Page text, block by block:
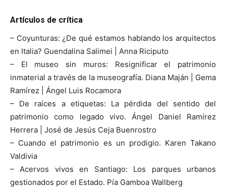
Artículos de crítica
– Coyunturas: ¿De qué estamos hablando los arquitectos
en Italia? Guendalina Salimei | Anna Riciputo
– El museo sin muros: Resignificar el patrimonio
inmaterial a través de la museografía. Diana Maján | Gema
Ramírez | Ángel Luis Rocamora
– De raíces a etiquetas: La pérdida del sentido del
patrimonio como legado vivo. Ángel Daniel Ramírez
Herrera | José de Jesús Ceja Buenrostro
– Cuando el patrimonio es un prodigio. Karen Takano
Valdivia
– Acervos vivos en Santiago: Los parques urbanos
gestionados por el Estado. Pía Gamboa Wallberg